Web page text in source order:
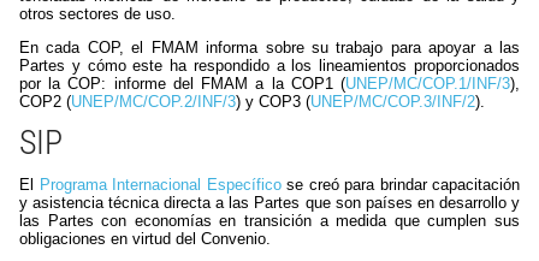
otros sectores de uso.
En cada COP, el FMAM informa sobre su trabajo para apoyar a las
Partes y cómo este ha respondido a los lineamientos proporcionados
por la COP: informe del FMAM a la COP1 (UNEP/MC/COP.1/INF/3),
COP2 (UNEP/MC/COP.2/INF/3) y COP3 (UNEP/MC/COP.3/INF/2).
SIP
El Programa Internacional Específicose creó para brindar capacitación
y asistencia técnica directa a las Partes que son países en desarrollo y
las Partes con economías en transición a medida que cumplen sus
obligaciones en virtud del Convenio.